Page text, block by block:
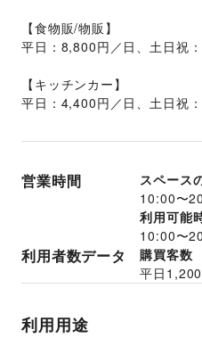
【食物販/物販】
平日：8,800円／日、土日祝
【キッチンカー】
平日：4,400円／日、土日祝
営業時間
スペース
10:00〜
利用可能
10:00〜
利用者数データ
購買客数
平日 1,200
利用用途